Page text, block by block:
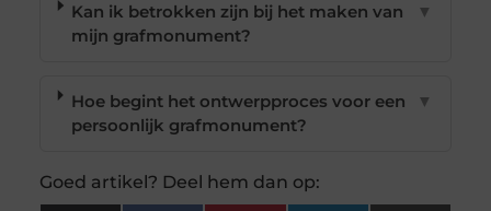
Kan ik betrokken zijn bij het maken van
mijn grafmonument?
▼
Hoe begint het ontwerpproces voor een
persoonlijk grafmonument?
▼
Goed artikel? Deel hem dan op: